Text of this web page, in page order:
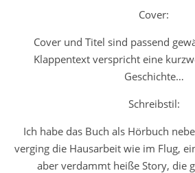
Cover:
Cover und Titel sind passend
Klappentext verspricht eine
Geschichte…
Schreibstil:
Ich habe das Buch als Hörbuch
verging die Hausarbeit wie im Flug,
aber verdammt heiße Story, die